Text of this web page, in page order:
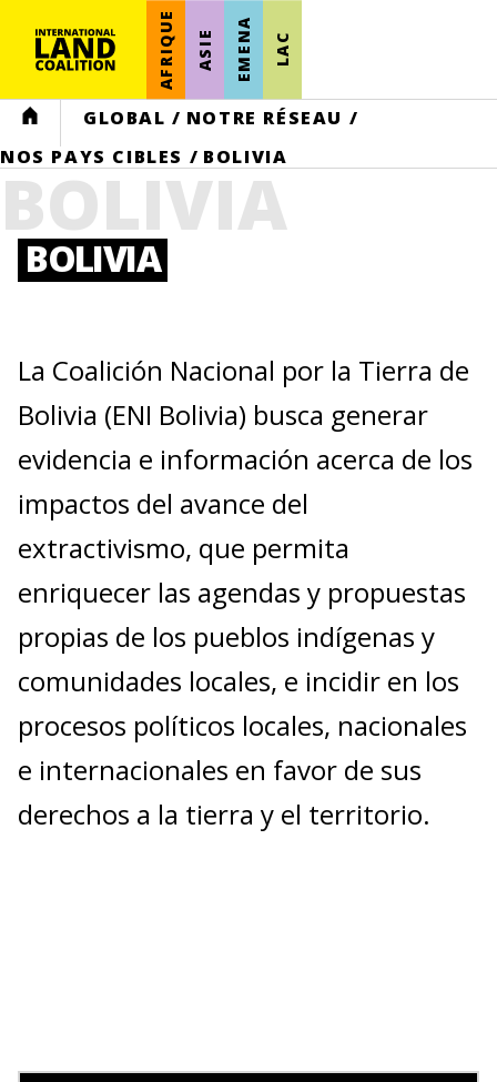
AFRIQUE ASIE EMENA LAC
HOME GLOBAL / NOTRE RÉSEAU /
NOS PAYS CIBLES / BOLIVIA
BOLIVIA
BOLIVIA
La Coalición Nacional por la Tierra de
Bolivia (ENI Bolivia) busca generar
evidencia e información acerca de los
impactos del avance del
extractivismo, que permita
enriquecer las agendas y propuestas
propias de los pueblos indígenas y
comunidades locales, e incidir en los
procesos políticos locales, nacionales
e internacionales en favor de sus
derechos a la tierra y el territorio.